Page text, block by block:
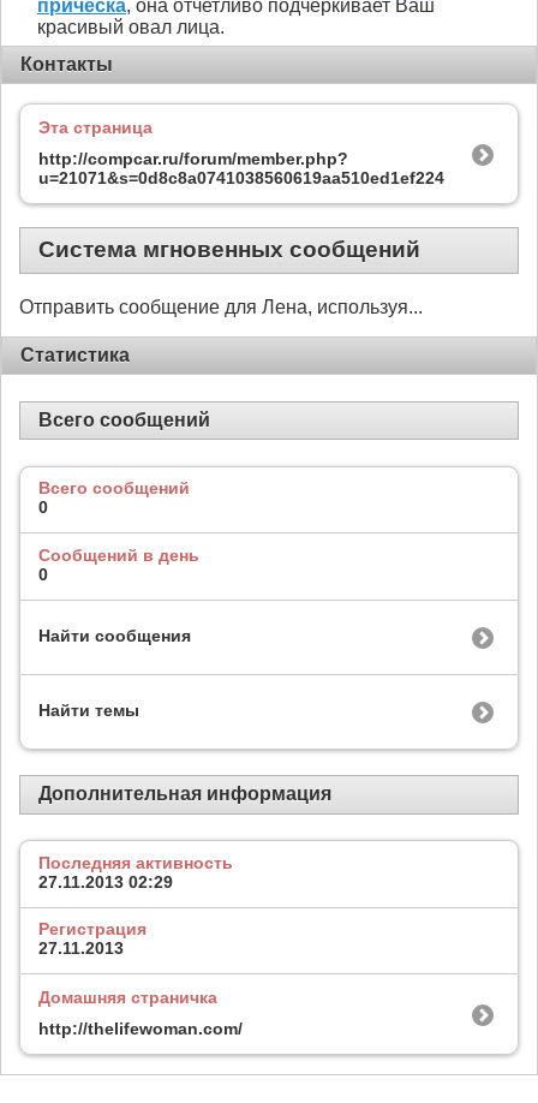
прическа, она отчетливо подчеркивает Ваш
красивый овал лица.
Контакты
Эта страница
http://compcar.ru/forum/member.php?
u=21071&s=0d8c8a0741038560619aa510ed1ef224
Система мгновенных сообщений
Отправить сообщение для Лена, используя...
Статистика
Всего сообщений
Всего сообщений
0
Сообщений в день
0
Найти сообщения
Найти темы
Дополнительная информация
Последняя активность
27.11.2013 02:29
Регистрация
27.11.2013
Домашняя страничка
http://thelifewoman.com/